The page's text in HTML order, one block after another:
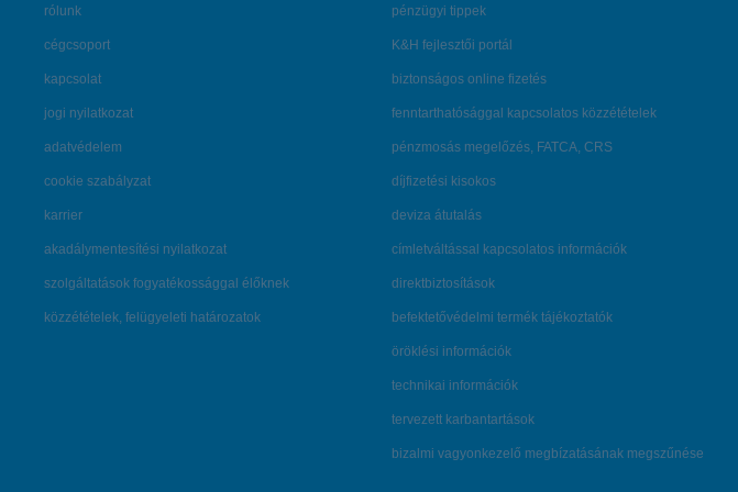
rólunk
cégcsoport
kapcsolat
jogi nyilatkozat
adatvédelem
cookie szabályzat
karrier
akadálymentesítési nyilatkozat
szolgáltatások fogyatékossággal élőknek
közzétételek, felügyeleti határozatok
pénzügyi tippek
K&H fejlesztői portál
biztonságos online fizetés
fenntarthatósággal kapcsolatos közzétételek
pénzmosás megelőzés, FATCA, CRS
díjfizetési kisokos
deviza átutalás
címletváltással kapcsolatos információk
direktbiztosítások
befektetővédelmi termék tájékoztatók
öröklési információk
technikai információk
tervezett karbantartások
bizalmi vagyonkezelő megbízatásának megszűnése